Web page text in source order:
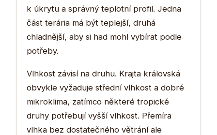
k úkrytu a správný teplotní profil. Jedna
část terária má být teplejší, druhá
chladnější, aby si had mohl vybírat podle
potřeby.
Vlhkost závisí na druhu. Krajta královská
obvykle vyžaduje střední vlhkost a dobré
mikroklima, zatímco některé tropické
druhy potřebují vyšší vlhkost. Přemíra
vlhka bez dostatečného větrání ale